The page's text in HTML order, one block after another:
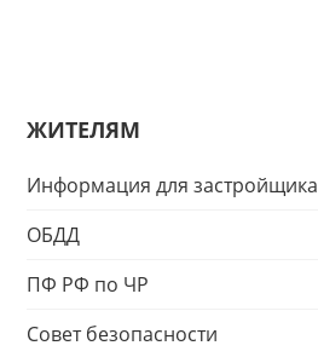
ЖИТЕЛЯМ
Информация для застройщика
ОБДД
ПФ РФ по ЧР
Совет безопасности